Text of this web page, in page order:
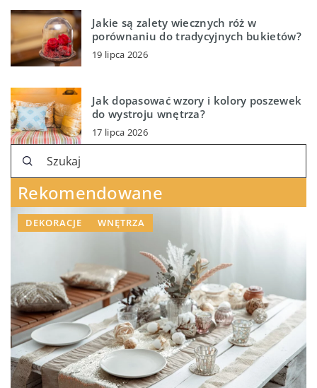
Jakie są zalety wiecznych róż w
porównaniu do tradycyjnych bukietów?
19 lipca 2026
Jak dopasować wzory i kolory poszewek
do wystroju wnętrza?
17 lipca 2026
Rekomendowane
DEKORACJE WNĘTRZA